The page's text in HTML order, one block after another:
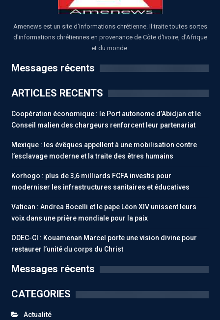
Amenews est un site d'informations chrétienne. Il traite toutes sortes
d'informations chrétiennes en provenance de Côte d'Ivoire, d'Afrique
et du monde.
Messages récents
ARTICLES RECENTS
Coopération économique : le Port autonome d’Abidjan et le
Conseil malien des chargeurs renforcent leur partenariat
Mexique : les évêques appellent à une mobilisation contre
l’esclavage moderne et la traite des êtres humains
Korhogo : plus de 3,6 milliards FCFA investis pour
moderniser les infrastructures sanitaires et éducatives
Vatican : Andrea Bocelli et le pape Léon XIV unissent leurs
voix dans une prière mondiale pour la paix
ODEC-CI : Kouamenan Marcel porte une vision divine pour
restaurer l’unité du corps du Christ
Messages récents
CATEGORIES
Actualité